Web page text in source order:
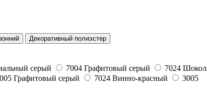
Декоративный полиэстер
серый 7004 Графитовый серый 7024
Графитовый серый 7024 Винно-красный
3005